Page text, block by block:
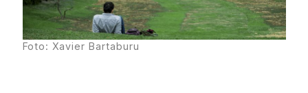
Foto: Xavier Bartaburu